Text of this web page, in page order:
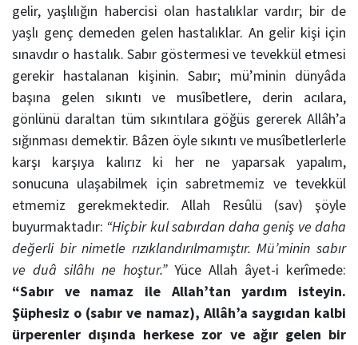
gelir, yaşlılığın habercisi olan hastalıklar vardır; bir de
yaşlı genç demeden gelen hastalıklar. An gelir kişi için
sınavdır o hastalık. Sabır göstermesi ve tevekkül etmesi
gerekir hastalanan kişinin. Sabır; mü’minin dünyâda
başına gelen sıkıntı ve musîbetlere, derin acılara,
gönlünü daraltan tüm sıkıntılara göğüs gererek Allâh’a
sığınması demektir. Bâzen öyle sıkıntı ve musîbetlerlerle
karşı karşıya kalırız ki her ne yaparsak yapalım,
sonucuna ulaşabilmek için sabretmemiz ve tevekkül
etmemiz gerekmektedir. Allah Resûlü (sav) şöyle
buyurmaktadır: “Hiçbir kul sabırdan daha geniş ve daha
değerli bir nimetle rızıklandırılmamıştır. Mü’minin sabır
ve duâ silâhı ne hoştur.” Yüce Allah âyet-i kerîmede:
“Sabır ve namaz ile Allah’tan yardım isteyin.
Şüphesiz o (sabır ve namaz), Allâh’a saygıdan kalbi
ürperenler dışında herkese zor ve ağır gelen bir